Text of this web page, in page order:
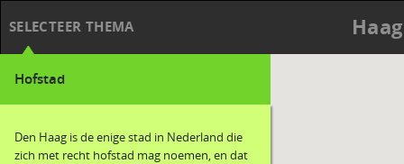
SELECTEER THEMA
Hofstad
Den Haag is de enige stad in Nederland die
zich met recht hofstad mag noemen, en dat